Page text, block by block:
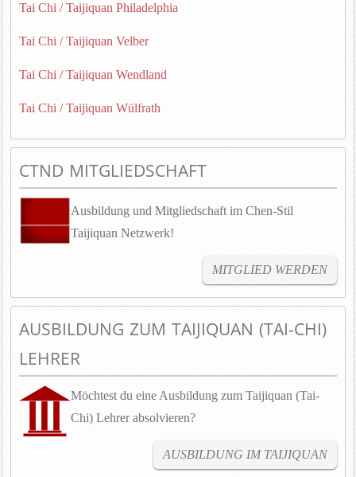
Tai Chi / Taijiquan Philadelphia
Tai Chi / Taijiquan Velber
Tai Chi / Taijiquan Wendland
Tai Chi / Taijiquan Wülfrath
CTND MITGLIEDSCHAFT
Ausbildung und Mitgliedschaft im Chen-Stil
Taijiquan Netzwerk!
MITGLIED WERDEN
AUSBILDUNG ZUM TAIJIQUAN (TAI-CHI)
LEHRER
Möchtest du eine Ausbildung zum Taijiquan (Tai-
Chi) Lehrer absolvieren?
AUSBILDUNG IM TAIJIQUAN